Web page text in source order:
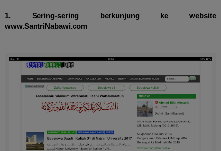
1. Sering-sering berkunjung ke website
www.SantriNabawi.com